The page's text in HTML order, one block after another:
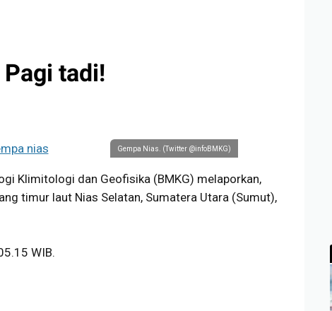
Pagi tadi!
Gempa Nias. (Twitter @infoBMKG)
Klimitologi dan Geofisika (BMKG) melaporkan,
timur laut Nias Selatan, Sumatera Utara (Sumut),
WIB.